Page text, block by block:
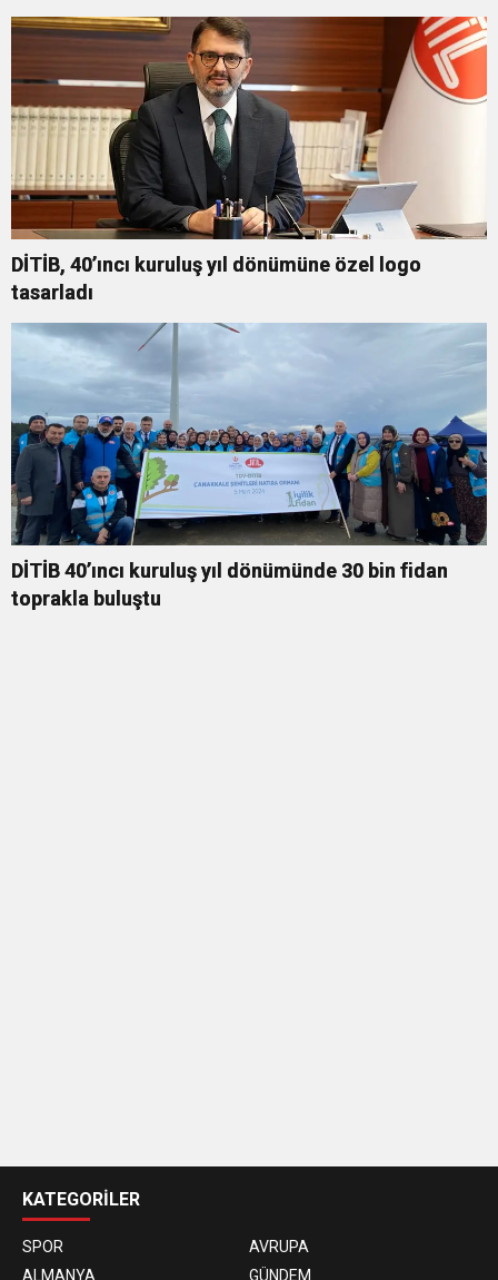
DİTİB, 40’ıncı kuruluş yıl dönümüne özel logo
tasarladı
DİTİB 40’ıncı kuruluş yıl dönümünde 30 bin fidan
toprakla buluştu
siteleri
KATEGORİLER
SPOR
AVRUPA
ALMANYA
GÜNDEM